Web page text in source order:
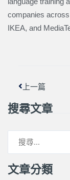
companies
IKEA, and
上一篇
搜尋文章
文章分類